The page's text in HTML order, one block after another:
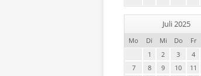
Juli 2025
Mo Di Mi Do Fr
1
2 3 4
7
8 9 10 11